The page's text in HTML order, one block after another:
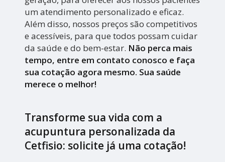
um atendimento personalizado e eficaz.
Além disso, nossos preços são competitivos
e acessíveis, para que todos possam cuidar
da saúde e do bem-estar. Não perca mais
tempo, entre em contato conosco e faça
sua cotação agora mesmo. Sua saúde
merece o melhor!
Transforme sua vida com a
acupuntura personalizada da
Cetfisio: solicite já uma cotação!